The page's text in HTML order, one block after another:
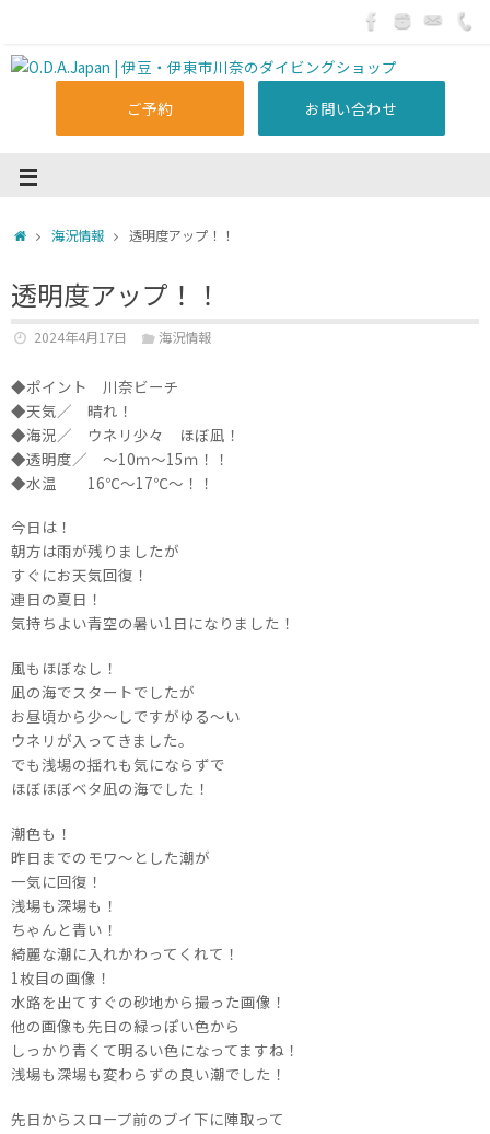
ご予約 お問い合わせ
海況情報 透明度アップ！！
透明度アップ！！
2024年4月17日 海況情報
◆ポイント 川奈ビーチ
◆天気／ 晴れ！
◆海況／ ウネリ少々 ほぼ凪！
◆透明度／ ～10ｍ～15ｍ！！
◆水温 16℃～17℃～！！
今日は！
朝方は雨が残りましたが
すぐにお天気回復！
連日の夏日！
気持ちよい青空の暑い1日になりました！
風もほぼなし！
凪の海でスタートでしたが
お昼頃から少～しですがゆる～い
ウネリが入ってきました。
でも浅場の揺れも気にならずで
ほぼほぼベタ凪の海でした！
潮色も！
昨日までのモワ～とした潮が
一気に回復！
浅場も深場も！
ちゃんと青い！
綺麗な潮に入れかわってくれて！
1枚目の画像！
水路を出てすぐの砂地から撮った画像！
他の画像も先日の緑っぽい色から
しっかり青くて明るい色になってますね！
浅場も深場も変わらずの良い潮でした！
先日からスロープ前のブイ下に陣取って